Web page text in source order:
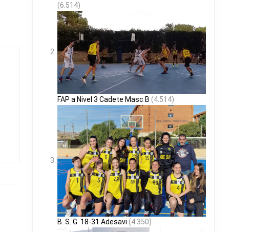
(6.514)
FAP a Nivel 3 Cadete Masc B (4.514)
B. S. G. 18-31 Adesavi (4.350)